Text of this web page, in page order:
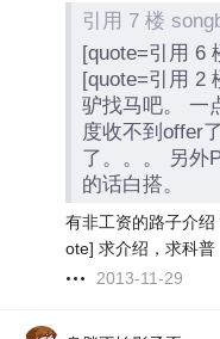
引用 7 楼
[quote=引用 6
[quote=引用 2
驴找马吧。 一
度收不到offer
了。。。 另外
的话白搭。
有非工资的路子介
ote] 求介绍，求科普
2013-11-29